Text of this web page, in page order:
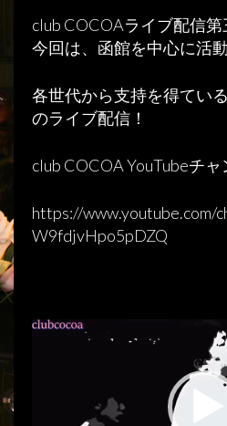
club COCOAライブ配信第
今回は、函館を中心に活動
各世代から支持を得てい
のライブ配信！
club COCOA YouTubeチ
https://www.youtube.com/
W9fdjvHpo5pDZQ
動